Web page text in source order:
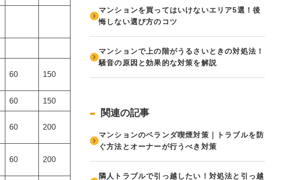
60 150
60 150
60 200
60 200
マンションを買ってはいけないエリア5選！後
悔しない選び方のコツ
マンションで上の階がうるさいときの対処法！
騒音の原因と効果的な対策を解説
関連の記事
マンションのベランダ喫煙対策｜トラブルを防
ぐ方法とオーナーが行うべき対策
隣人トラブルで引っ越したい！対処法と引っ越